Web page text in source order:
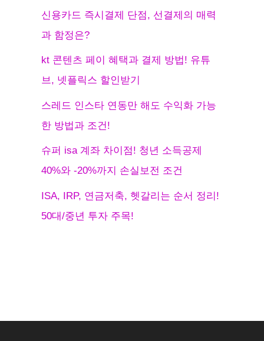
신용카드 즉시결제 단점, 선결제의 매력
과 함정은?
kt 콘텐츠 페이 혜택과 결제 방법! 유튜
브, 넷플릭스 할인받기
스레드 인스타 연동만 해도 수익화 가능
한 방법과 조건!
슈퍼 isa 계좌 차이점! 청년 소득공제
40%와 -20%까지 손실보전 조건
ISA, IRP, 연금저축, 헷갈리는 순서 정리!
50대/중년 투자 주목!